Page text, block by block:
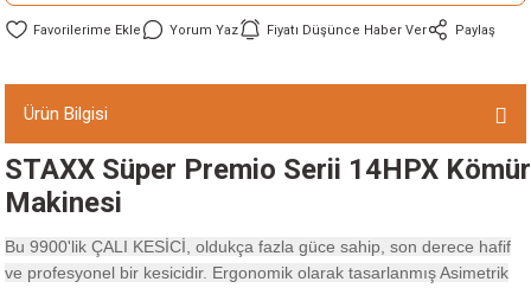
Yorum Yaz Fiyatı Düşünce Haber Ver Paylaş
Ürün Bilgisi
STAXX Süper Premio Serii 14HPX
Makinesi
Bu 9900'lik ÇALI KESİCİ, oldukça fazla güce sahip, son derece hafif
ve profesyonel bir kesicidir. Ergonomik olarak tasarlanmış Asimetrik